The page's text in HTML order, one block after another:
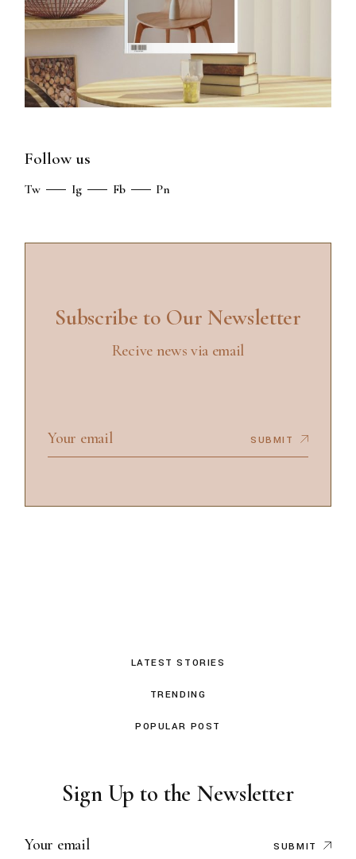
Follow us
Tw Ig Fb Pn
Subscribe to Our Newsletter
Recive news via email
SUBMIT
LATEST STORIES
TRENDING
POPULAR POST
Sign Up to the Newsletter
SUBMIT